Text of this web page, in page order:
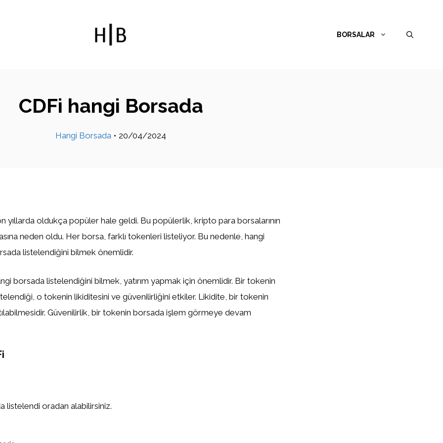
BORSALAR
CDFi hangi Borsada
Hangi Borsada • 20/04/2024
yıllarda oldukça popüler hale geldi. Bu popülerlik, kripto para borsalarının
neden oldu. Her borsa, farklı tokenleri listeliyor. Bu nedenle, hangi
listelendiğini bilmek önemlidir.
borsada listelendiğini bilmek, yatırım yapmak için önemlidir. Bir tokenin
o tokenin likiditesini ve güvenilirliğini etkiler. Likidite, bir tokenin
Güvenilirlik, bir tokenin borsada işlem görmeye devam
listelendi oradan alabilirsiniz.